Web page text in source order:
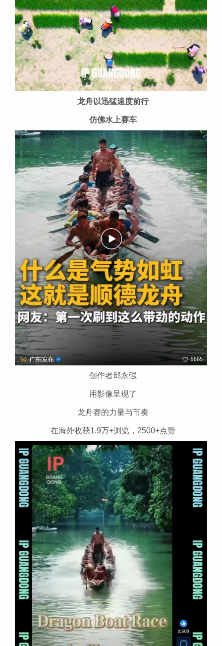
龙舟以迅猛速度前行
仿佛水上赛车
创作者邱永强
用影像呈现了
龙舟赛的力量与节奏
在海外收获1.9万+浏览，2500+点赞